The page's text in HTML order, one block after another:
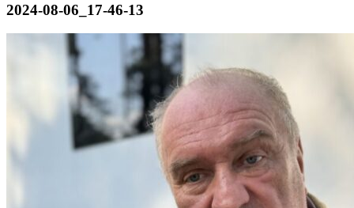
2024-08-06_17-46-13